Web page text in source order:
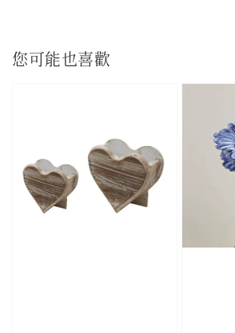
您可能也喜歡